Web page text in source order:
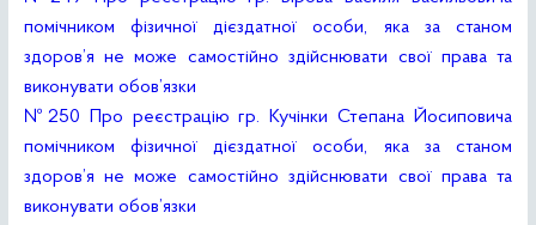
помічником фізичної дієздатної особи, яка за станом
здоров’я не може самостійно здійснювати свої права та
виконувати обов’язки
№250 Про реєстрацію гр. Кучінки Степана Йосиповича
помічником фізичної дієздатної особи, яка за станом
здоров’я не може самостійно здійснювати свої права та
виконувати обов’язки